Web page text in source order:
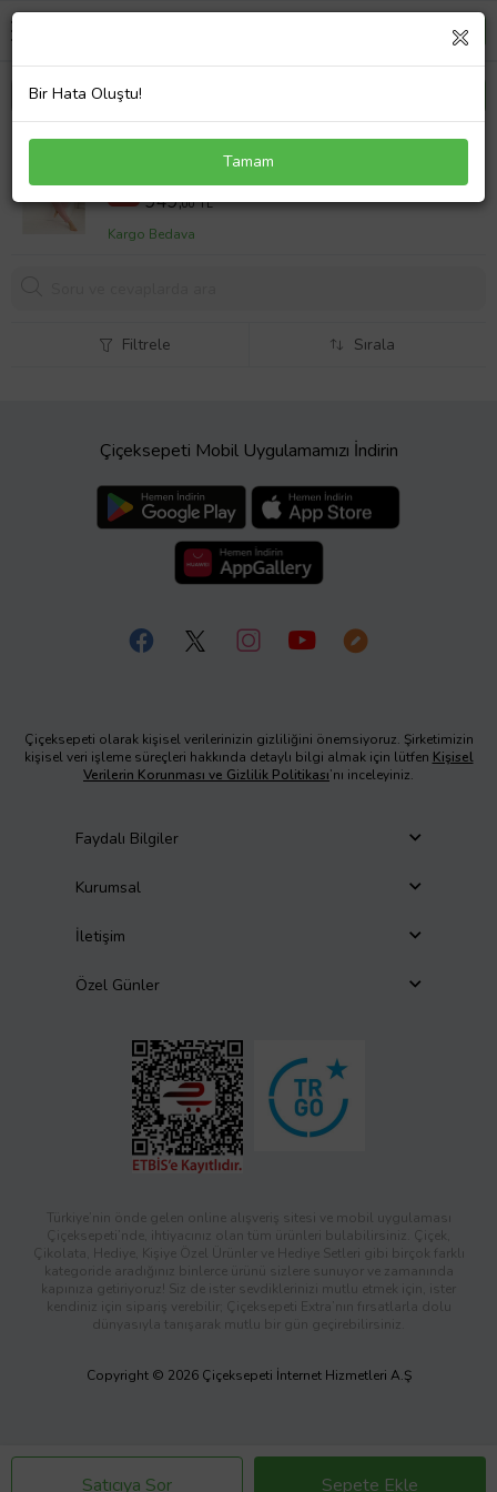
Sabahlıklı Dantel Detaylı Pegasus Kadın Pijama
Takımı-Çeyizlik Takım- Geniş Beden Aralığı (Pudra)
%57 2199,00 TL
949,00 TL
Kargo Bedava
Satıcıya Sor Sepete Ekle
Filtrele Sırala
Çiçeksepeti Mobil Uygulamamızı İndirin
Çiçeksepeti olarak kişisel verilerinizin gizliliğini önemsiyoruz. Şirketimizin
kişisel veri işleme süreçleri hakkında detaylı bilgi almak için lütfen Kişisel
Verilerin Korunması ve Gizlilik Politikası’nı inceleyiniz.
Faydalı Bilgiler
Kurumsal
İletişim
Özel Günler
Türkiye’nin önde gelen online alışveriş sitesi ve mobil uygulaması
Çiçeksepeti’nde, ihtiyacınız olan tüm ürünleri bulabilirsiniz. Çiçek,
Çikolata, Hediye, Kişiye Özel Ürünler ve Hediye Setleri gibi birçok farklı
kategoride aradığınız binlerce ürünü sizlere sunuyor ve zamanında
kapınıza getiriyoruz! Siz de ister sevdiklerinizi mutlu etmek için, ister
kendiniz için sipariş verebilir; Çiçeksepeti Extra’nın fırsatlarla dolu
dünyasıyla tanışarak mutlu bir gün geçirebilirsiniz.
Copyright © 2026 Çiçeksepeti İnternet Hizmetleri A.Ş
Bir Hata Oluştu!
Tamam